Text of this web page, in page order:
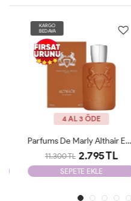
KARGO
BEDAVA
4 AL 3 ÖDE
Parfums De Marly Althair EDP 125 Ml Man JLT
11.300 TL 2.795 TL
SEPETE EKLE